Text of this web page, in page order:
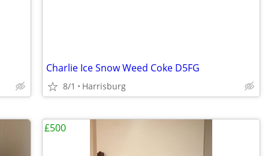
Charlie Ice Snow Weed Coke D5FG
8/1 Harrisburg
£500